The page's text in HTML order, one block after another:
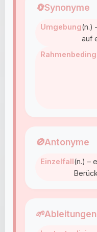
🔄Synonyme
Umgebung(n.)
auf
🚫Antonyme
Einzelfall(n.) –
🌱Ableitungen